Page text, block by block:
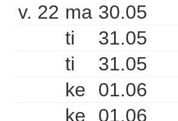
v. 22 ma 30.05
ti
31.05
ti
31.05
ke
01.06
ke
01.06